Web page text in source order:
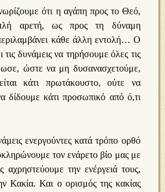
ότι η αγάπη προς το Θεό,
αρετή, ως προς τη δύναμη
κάθε άλλη εντολή… Ο
δυνάμεις να τηρήσουμε όλες τις
ώστε να μη δυσανασχετούμε,
κάτι πρωτάκουστο, ούτε να
δίδουμε κάτι προσωπικό από ό,τι
ενεργούντες κατά τρόπο ορθό
τον ενάρετο βίο μας με
την ενέργειά τους,
Κακία. Και ο ορισμός της κακίας